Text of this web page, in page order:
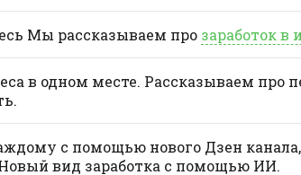
Мы рассказываем про заработок в
в одном месте. Рассказываем
с помощью нового Дзен
вид заработка с помощью ИИ.